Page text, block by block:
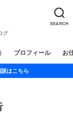
SEARCH
グ
プロフィール お
はこちら